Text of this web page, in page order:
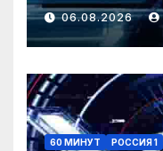
06.08.2026
60 МИНУТ РОССИЯ 1